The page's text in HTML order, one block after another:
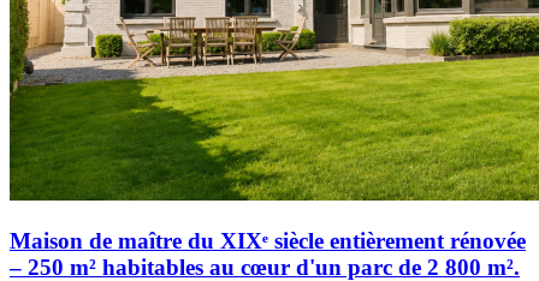
Maison de maître du XIXᵉ siècle entièrement rénovée
– 250 m² habitables au cœur d'un parc de 2 800 m².